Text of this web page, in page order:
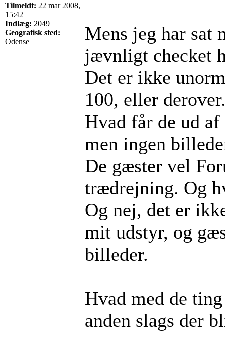
Tilmeldt: 22 mar 2008,
15:42
Indlæg: 2049
Geografisk sted:
Odense
Mens jeg har sat
jævnligt checket
Det er ikke
100, eller
Hvad får de ud af
men ingen
De gæster vel
trædrejning. Og
Og nej, det er
mit udstyr, og
billeder.
Hvad med de
anden slags der